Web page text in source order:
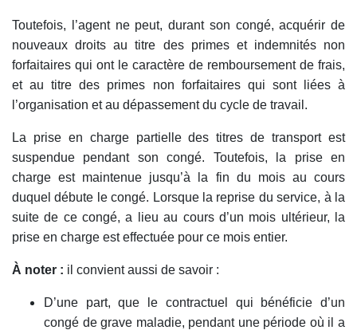
Toutefois, l’agent ne peut, durant son congé, acquérir de
nouveaux droits au titre des primes et indemnités non
forfaitaires qui ont le caractère de remboursement de frais,
et au titre des primes non forfaitaires qui sont liées à
l’organisation et au dépassement du cycle de travail.
La prise en charge partielle des titres de transport est
suspendue pendant son congé. Toutefois, la prise en
charge est maintenue jusqu’à la fin du mois au cours
duquel débute le congé. Lorsque la reprise du service, à la
suite de ce congé, a lieu au cours d’un mois ultérieur, la
prise en charge est effectuée pour ce mois entier.
À noter : il convient aussi de savoir :
D’une part, que le contractuel qui bénéficie d’un
congé de grave maladie, pendant une période où il a